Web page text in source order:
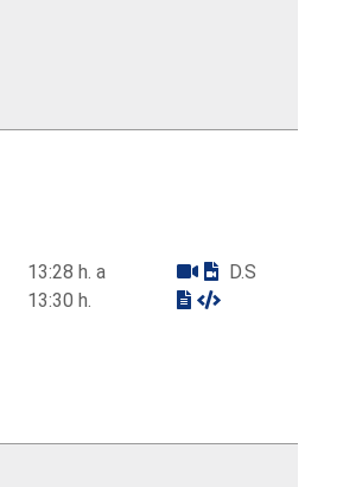
13:28 h. a
13:30 h.
D.S